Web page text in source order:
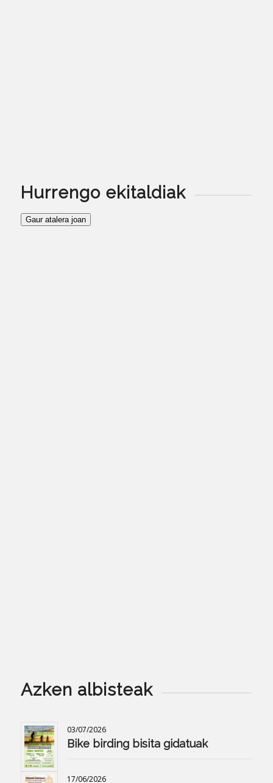
Hurrengo ekitaldiak
Gaur atalera joan
Azken albisteak
03/07/2026
Bike birding bisita gidatuak
17/06/2026